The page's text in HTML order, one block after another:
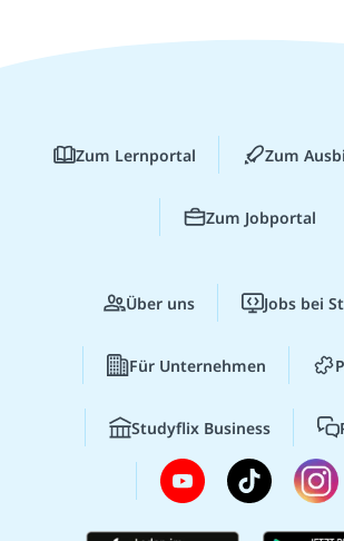
Zum Lernportal Zum
Zum Jobportal
Über uns Jobs bei
Für Unternehmen
Studyflix Business